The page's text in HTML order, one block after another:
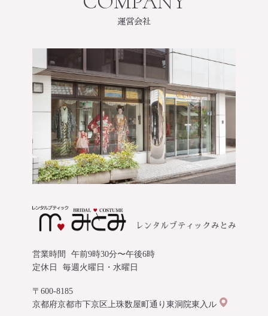
運営会社
営業時間
午前9時30分〜午後6時
定休日
毎週火曜日・水曜日
〒600-8185
京都府京都市下京区上珠数屋町通り東洞院東入ル